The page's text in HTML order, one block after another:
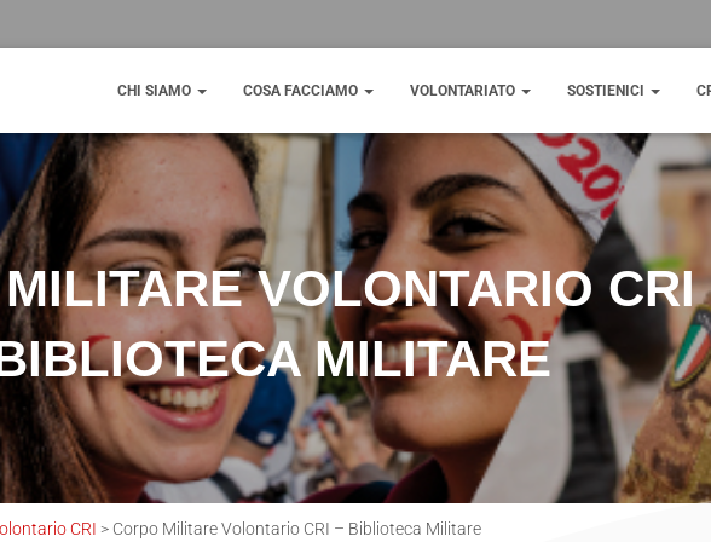
CHI SIAMO COSA FACCIAMO VOLONTARIATO SOSTIENICI
VOLONTARIO CRI
MILITARE
CRI > Corpo Militare Volontario CRI – Biblioteca Militare